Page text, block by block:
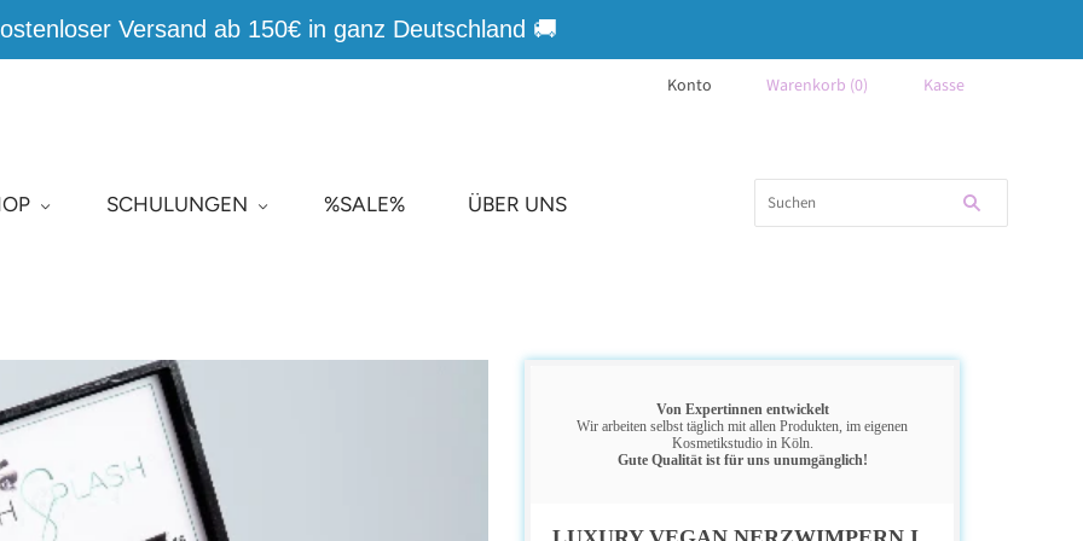
Versand ab 150€ in ganz Deutschland 🚚
Konto Warenkorb (0) Kasse
SCHULUNGEN %SALE% ÜBER UNS
Von Expertinnen entwickelt
Wir arbeiten selbst täglich mit allen Produkten, im eigenen
Kosmetikstudio in Köln.
Gute Qualität ist für uns unumgänglich!
View Cart